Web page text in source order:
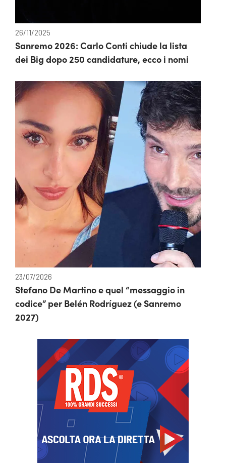
26/11/2025
Sanremo 2026: Carlo Conti chiude la lista
dei Big dopo 250 candidature, ecco i nomi
23/07/2026
Stefano De Martino e quel “messaggio in
codice” per Belén Rodríguez (e Sanremo
2027)